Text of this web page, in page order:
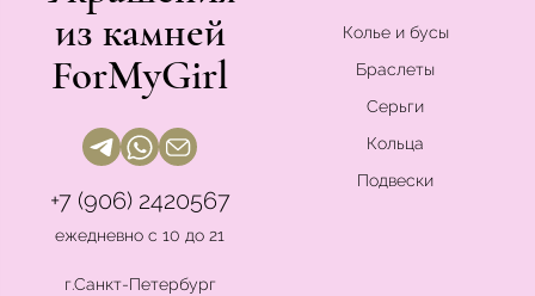
из камней
ForMyGirl
+7 (906) 2420567
ежедневно с 10 до 21
г.Санкт-Петербург
Колье и бусы
Браслеты
Серьги
Кольца
Подвески